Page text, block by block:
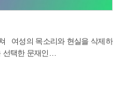
선택한 문재인…